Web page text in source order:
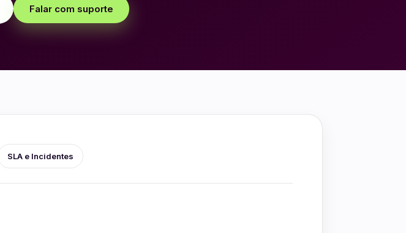
Falar com suporte
SLA e Incidentes